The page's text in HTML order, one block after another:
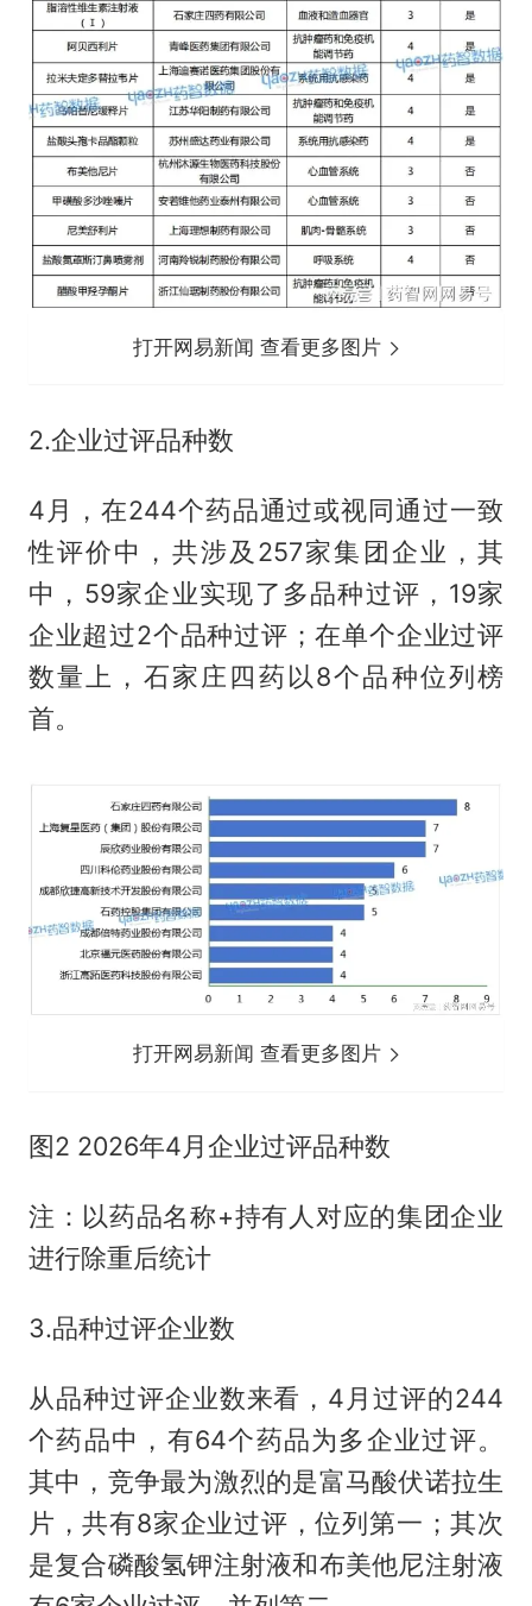
打开网易新闻 查看更多图片
2.企业过评品种数
4月，在244个药品通过或视同通过一致
性评价中，共涉及257家集团企业，其
中，59家企业实现了多品种过评，19家
企业超过2个品种过评；在单个企业过评
数量上，石家庄四药以8个品种位列榜
首。
打开网易新闻 查看更多图片
图2 2026年4月企业过评品种数
注：以药品名称+持有人对应的集团企业
进行除重后统计
3.品种过评企业数
从品种过评企业数来看，4月过评的244
个药品中，有64个药品为多企业过评。
其中，竞争最为激烈的是富马酸伏诺拉生
片，共有8家企业过评，位列第一；其次
是复合磷酸氢钾注射液和布美他尼注射液